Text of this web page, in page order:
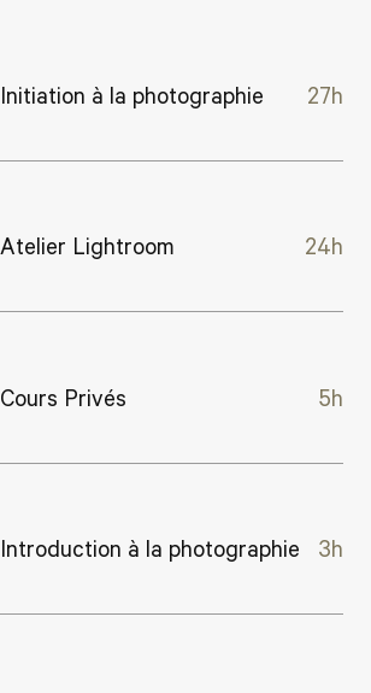
Initiation à la photographie 27h
Atelier Lightroom 24h
Cours Privés 5h
Introduction à la photographie 3h